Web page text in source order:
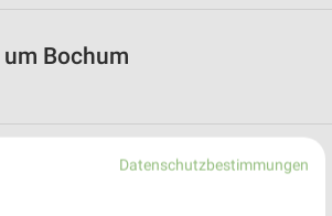
Bochum
Datenschutzbestimmungen